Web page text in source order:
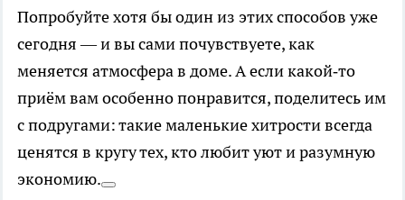
Попробуйте хотя бы один из этих способов уже
сегодня — и вы сами почувствуете, как
меняется атмосфера в доме. А если какой‑то
приём вам особенно понравится, поделитесь им
с подругами: такие маленькие хитрости всегда
ценятся в кругу тех, кто любит уют и разумную
экономию.